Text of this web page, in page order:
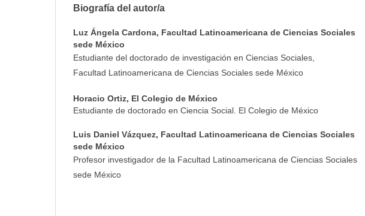
Biografía del autor/a
Luz Ángela Cardona, Facultad Latinoamericana de Ciencias Sociales
sede México
Estudiante del doctorado de investigación en Ciencias Sociales,
Facultad Latinoamericana de Ciencias Sociales sede México
Horacio Ortiz, El Colegio de México
Estudiante de doctorado en Ciencia Social. El Colegio de México
Luis Daniel Vázquez, Facultad Latinoamericana de Ciencias Sociales
sede México
Profesor investigador de la Facultad Latinoamericana de Ciencias Sociales
sede México